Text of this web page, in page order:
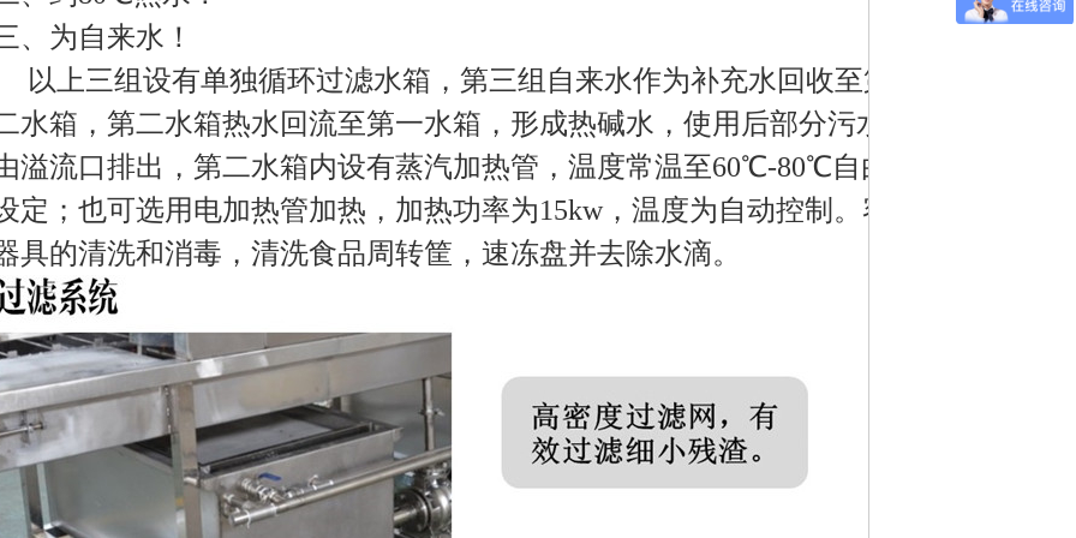
、为自来水！
上三组设有单独循环过滤水箱，第三组自来水作为补充水回收至第
水箱，第二水箱热水回流至第一水箱，形成热碱水，使用后部分污水
溢流口排出，第二水箱内设有蒸汽加热管，温度常温至60℃-80℃自由
定；也可选用电加热管加热，加热功率为15kw，温度为自动控制。容
具的清洗和消毒，清洗食品周转筐，速冻盘并去除水滴。